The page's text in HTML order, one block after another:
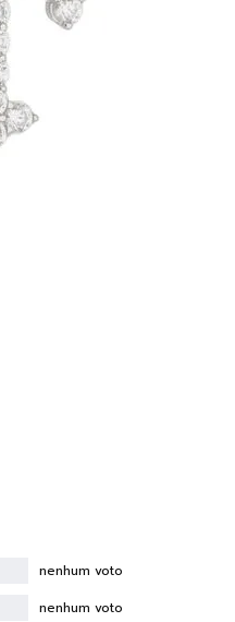
nenhum voto
nenhum voto